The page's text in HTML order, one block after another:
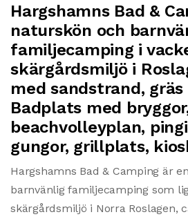
Hargshamns Bad &
naturskön och
familjecamping i
skärgårdsmiljö i
med sandstrand,
Badplats med
beachvolleyplan,
gungor, grillplats,
Hargshamns Bad & Camping är
barnvänlig familjecamping som
skärgårdsmiljö i Norra Roslagen,